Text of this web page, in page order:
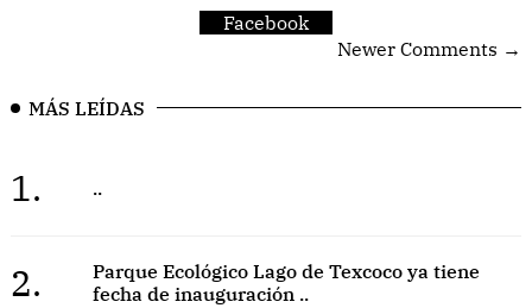
Facebook
Newer Comments →
MÁS LEÍDAS
1. ..
2.
Parque Ecológico Lago de Texcoco ya tiene
fecha de inauguración ..